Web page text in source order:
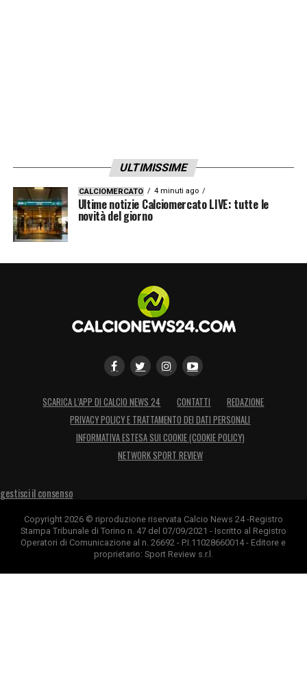
ULTIMISSIME
CALCIOMERCATO 4 minuti ago
Ultime notizie Calciomercato LIVE: tutte le
novità del giorno
SCARICA L’APP DI CALCIO NEWS 24 CONTATTI
REDAZIONE
PRIVACY POLICY E TRATTAMENTO DEI DATI PERSONALI
INFORMATIVA ESTESA SUI COOKIE (COOKIE POLICY)
NETWORK SPORT REVIEW
gestisci il consenso
Copyright 2026 © riproduzione riservata Calcio News 24 -Registro
Stampa Tribunale di Torino n. 47 del 07/09/2021 - Iscritto al Registro
Operatori di Comunicazione al n. 26692 - P.I.11028660014 - Editore e
proprietario: Sport Review s.r.l.